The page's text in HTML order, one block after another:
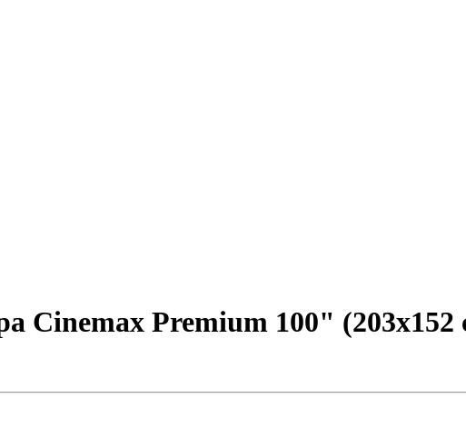
Cinemax Premium 100" (203x152